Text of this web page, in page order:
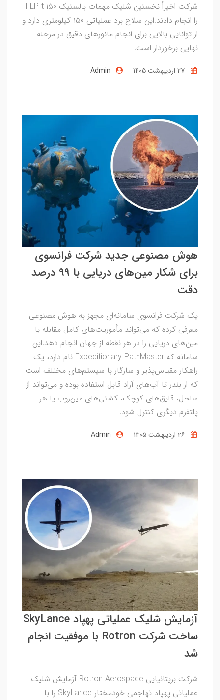
شرکت اخیراً نخستین شلیک مهمات بالستیک FLP-t 150
را انجام دادند.این سلاح برد عملیاتی ۱۵۰ کیلومتری دارد و
از توانایی بالایی برای انجام مانورهای دقیق در مرحله
نهایی برخوردار است.
Admin
هوش مصنوعی جدید شرکت فرانسوی
برای شکار مین‌های دریایی با ۹۹ درصد
دقت
یک شرکت فرانسوی سامانه‌ای مجهز به هوش مصنوعی
معرفی کرده که می‌تواند مأموریت‌های کامل مقابله با
مین‌های دریایی را در هر نقطه از جهان انجام دهد.این
سامانه که Expeditionary PathMaster نام دارد، یک
راهکار مقیاس‌پذیر و سازگار با سیستم‌های مختلف است
که از بندر تا آب‌های آزاد قابل استفاده بوده و می‌تواند از
ساحل، قایق‌های کوچک، کشتی‌های مین‌روب یا هر
پلتفرم دیگری کنترل شود.
Admin
آزمایش شلیک عملیاتی پهپاد SkyLance
ساخت شرکت Rotron با موفقیت انجام
شد
شرکت بریتانیایی Rotron Aerospace آزمایش شلیک
عملیاتی پهپاد تهاجمی خودمختار SkyLance را با